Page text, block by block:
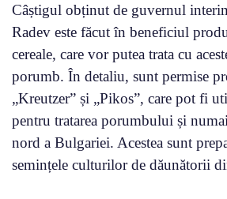
Câștigul obținut de guvernul
Radev este făcut în beneficiul
cereale, care vor putea trata cu
porumb. În detaliu, sunt permise
„Kreutzer” și „Pikos”, care pot fi
pentru tratarea porumbului și
nord a Bulgariei. Acestea sunt
semințele culturilor de dăunătorii